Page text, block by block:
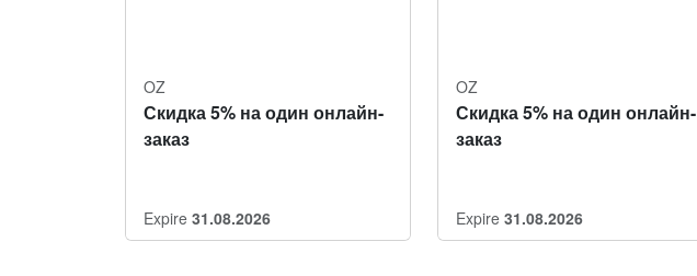
OZ
Скидка 5% на один онлайн-
заказ
Expire 31.08.2026
OZ
Скидка 5% на один онлайн-
заказ
Expire 31.08.2026